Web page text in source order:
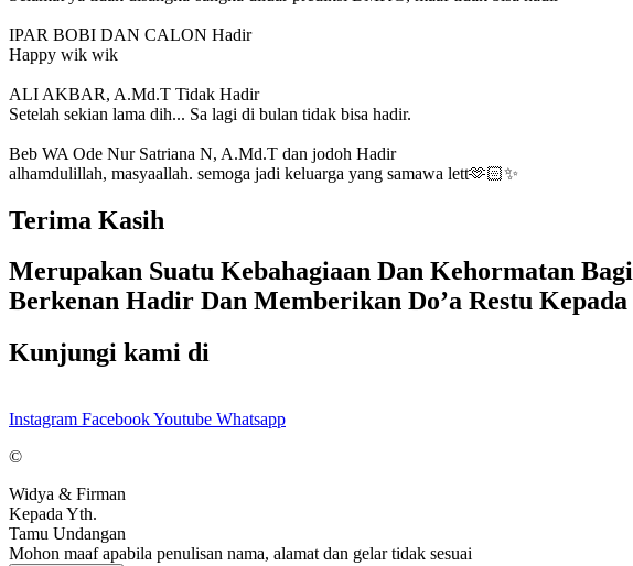
IPAR BOBI DAN CALON Hadir
Happy wik wik
ALI AKBAR, A.Md.T Tidak Hadir
Setelah sekian lama dih... Sa lagi di bulan tidak bisa hadir.
Beb WA Ode Nur Satriana N, A.Md.T dan jodoh Hadir
alhamdulillah, masyaallah. semoga jadi keluarga yang samawa lett🫶🏻✨
Terima Kasih
Merupakan Suatu Kebahagiaan Dan Kehormatan
Berkenan Hadir Dan Memberikan Do’a Restu
Kunjungi kami di
Instagram FacebookYoutube Whatsapp
©
Widya & Firman
Kepada Yth.
Tamu Undangan
Mohon maaf apabila penulisan nama, alamat dan gelar tidak sesuai